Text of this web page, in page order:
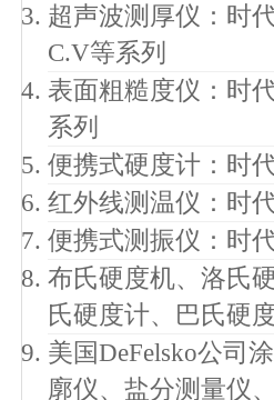
超声波测厚仪：时
C.V等系列
表面粗糙度仪：时
系列
便携式硬度计：时
红外线测温仪：时
便携式测振仪：时
布氏硬度机、洛氏
氏硬度计、巴氏硬
美国DeFelsko公司
廓仪、盐分测量仪